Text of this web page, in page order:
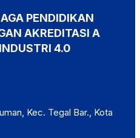
PENDIDIKAN
AKREDITASI A
4.0
Kec. Tegal Bar., Kota